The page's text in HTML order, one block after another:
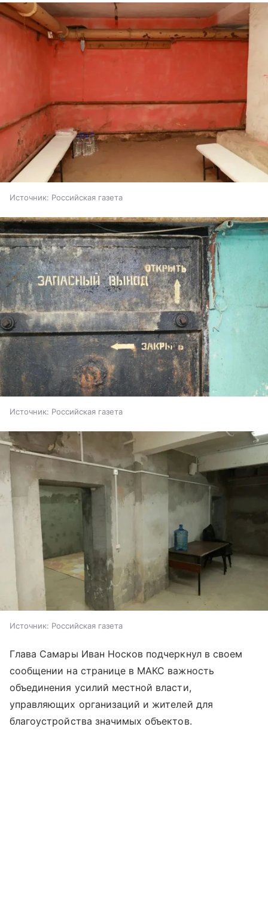
Источник: Российская газета
Источник: Российская газета
Источник: Российская газета
Глава Самары Иван Носков подчеркнул в своем
сообщении на странице в МАКС важность
объединения усилий местной власти,
управляющих организаций и жителей для
благоустройства значимых объектов.